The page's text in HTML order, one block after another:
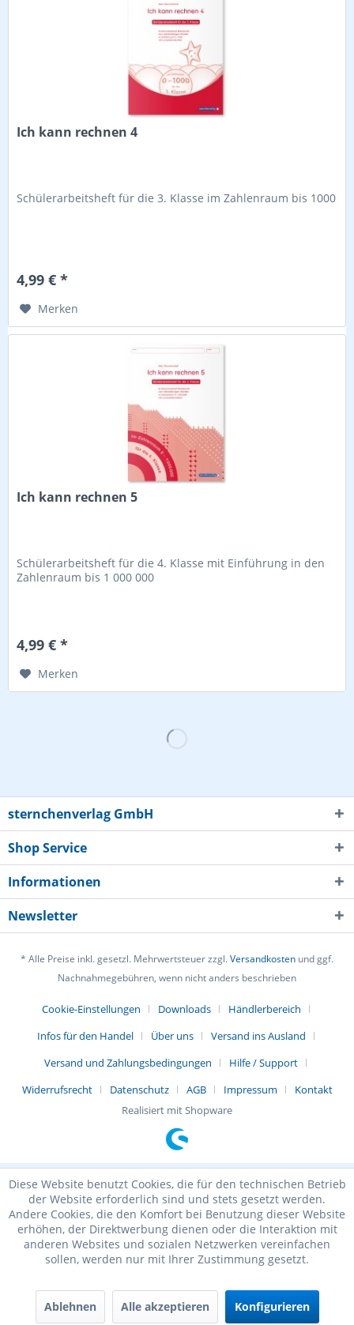
Ich kann rechnen 4
Schülerarbeitsheft für die 3. Klasse im Zahlenraum bis 1000
4,99 € *
Merken
Ich kann rechnen 5
Schülerarbeitsheft für die 4. Klasse mit Einführung in den
Zahlenraum bis 1 000 000
4,99 € *
Merken
sternchenverlag GmbH
Shop Service
Informationen
Newsletter
* Alle Preise inkl. gesetzl. Mehrwertsteuer zzgl.Versandkosten und ggf.
Nachnahmegebühren, wenn nicht anders beschrieben
Cookie-Einstellungen Downloads
Händlerbereich
Infos für den Handel
Über uns
Versand ins Ausland
Versand und Zahlungsbedingungen
Hilfe / Support
Widerrufsrecht
Datenschutz AGB Impressum
Kontakt
Realisiert mit Shopware
Diese Website benutzt Cookies, die für den technischen Betrieb
der Website erforderlich sind und stets gesetzt werden.
Andere Cookies, die den Komfort bei Benutzung dieser Website
erhöhen, der Direktwerbung dienen oder die Interaktion mit
anderen Websites und sozialen Netzwerken vereinfachen
sollen, werden nur mit Ihrer Zustimmung gesetzt.
Ablehnen Alle akzeptieren Konfigurieren